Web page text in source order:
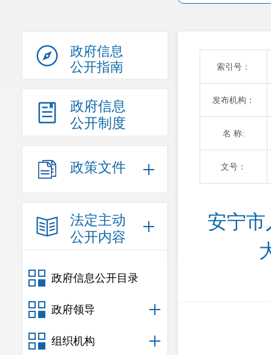
政府信息
公开指南
政府信息
公开制度
政策文件
法定主动
公开内容
政府信息公开目录
政府领导
组织机构
索引号：
发布机构：
名 称:
文号：
安宁